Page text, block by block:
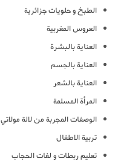
الطبخ و حلويات جزائرية
العروس المغربية
العناية بالبشرة
العناية بالجسم
العناية بالشعر
المرأة المسلمة
الوصفات المجربة من لالة مولاتي
تربية الاطفال
تعليم ربطات و لفات الحجاب